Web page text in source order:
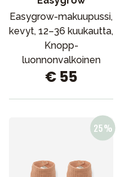
Easygrow-makuupussi,
kevyt, 12–36 kuukautta,
Knopp-
luonnonvalkoinen
€ 55